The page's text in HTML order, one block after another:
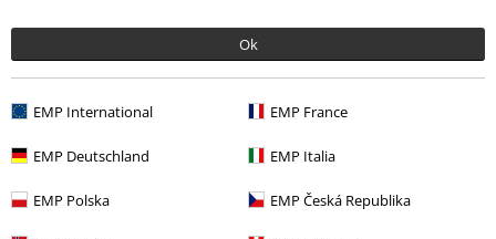
Ok
EMP International EMP France
EMP Deutschland EMP Italia
EMP Polska EMP Česká Republika